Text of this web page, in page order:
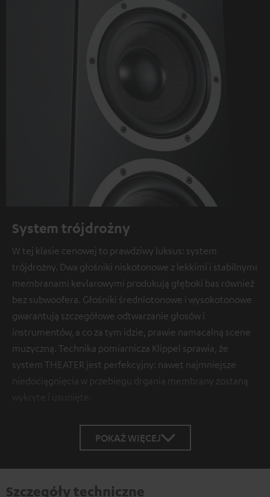
System trójdrożny
W tej klasie cenowej to prawdziwy luksus: system
trójdrożny. Dwa głośniki niskotonowe z lekkimi i stabilnymi
membranami kevlarowymi produkują głęboki bas również
bez subwoofera. Głośniki średniotonowe i wysokotonowe
gwarantują szczegółowe odtwarzanie głosów i
instrumentów, a co za tym idzie, prawie namacalną scene
muzyczną. Technika pomiarnicza Klippel sprawia, że
system THEATER jest perfekcyjny: nawet najmniejsze
niedociągnięcia w przebiegu drgania membrany zostaną
POKAŻ WIĘCEJ
Szczegóły techniczne